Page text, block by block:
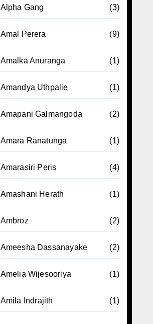
Alpha Gang (3)
Amal Perera (9)
Amalka Anuranga (1)
Amandya Uthpalie (1)
Amapani Galmangoda (2)
Amara Ranatunga (1)
Amarasiri Peris (4)
Amashani Herath (1)
Ambroz (2)
Ameesha Dassanayake (2)
Amelia Wijesooriya (1)
Amila Indrajith (1)